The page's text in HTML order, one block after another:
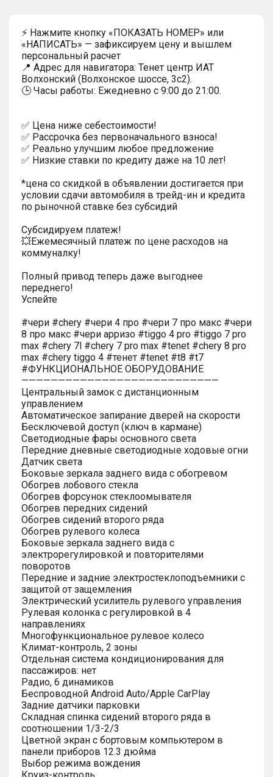
⚡ Нажмите кнопку «ПОКАЗАТЬ НОМЕР» или
«НАПИСАТЬ» — зафиксируем цену и вышлем
персональный расчет
📍 Адрес для навигатора: Тенет центр ИАТ
Волхонский (Волхонское шоссе, 3с2).
🕒 Часы работы: Ежедневно с 9:00 до 21:00.
✅ Цена ниже себестоимости!
✅ Рассрочка без первоначального взноса!
✅ Реально улучшим любое предложение
✅ Низкие ставки по кредиту даже на 10 лет!
*цена со скидкой в объявлении достигается при
условии сдачи автомобиля в трейд-ин и кредита
по рыночной ставке без субсидий
Субсидируем платеж!
💥Ежемесячный платеж по цене расходов на
коммуналку!
Полный привод теперь даже выгоднее
переднего!
Успейте
#чери #chery #чери 4 про #чери 7 про макс #чери
8 про макс #чери арризо #tiggo 4 pro #tiggo 7 pro
max #chery 7l #chery 7 pro max #tenet #chery 8 pro
max #chery tiggo 4 #тенет #tenet #t8 #t7
#ФУНКЦИОНАЛЬНОЕ ОБОРУДОВАНИЕ
———————————————————————————
Центральный замок с дистанционным
управлением
Автоматическое запирание дверей на скорости
Бесключевой доступ (ключ в кармане)
Светодиодные фары основного света
Передние дневные светодиодные ходовые огни
Датчик света
Боковые зеркала заднего вида с обогревом
Обогрев лобового стекла
Обогрев форсунок стеклоомывателя
Обогрев передних сидений
Обогрев сидений второго ряда
Обогрев рулевого колеса
Боковые зеркала заднего вида с
электрорегулировкой и повторителями
поворотов
Передние и задние электростеклоподъемники с
защитой от защемления
Электрический усилитель рулевого управления
Рулевая колонка с регулировкой в 4
направлениях
Многофункциональное рулевое колесо
Климат-контроль, 2 зоны
Отдельная система кондиционирования для
пассажиров: нет
Радио, 6 динамиков
Беспроводной Android Auto/Apple CarPlay
Задние датчики парковки
Складная спинка сидений второго ряда в
соотношении 1/3-2/3
Цветной экран с бортовым компьютером в
панели приборов 12.3 дюйма
Выбор режима вождения
Круиз-контроль